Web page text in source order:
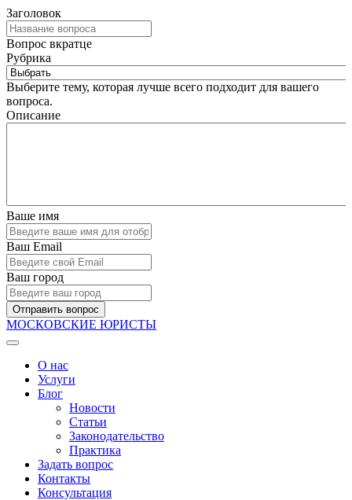
Заголовок
Вопрос вкратце
Рубрика
Выберите тему, которая лучше всего подходит для вашего
вопроса.
Описание
Ваше имя
Ваш Email
Ваш город
Отправить вопрос
МОСКОВСКИЕ ЮРИСТЫ
О нас
Услуги
Блог
Новости
Статьи
Законодательство
Практика
Задать вопрос
Контакты
Консультация